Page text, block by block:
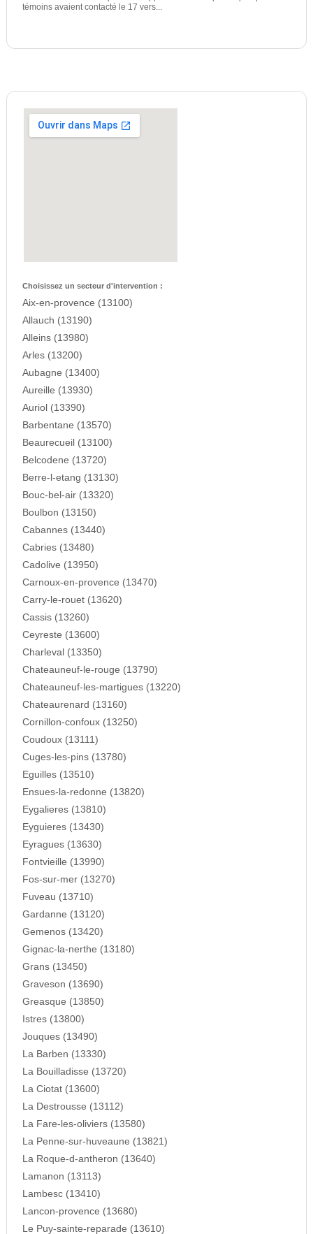
témoins avaient contacté le 17 vers...
Choisissez un secteur d'intervention :
Aix-en-provence (13100)
Allauch (13190)
Alleins (13980)
Arles (13200)
Aubagne (13400)
Aureille (13930)
Auriol (13390)
Barbentane (13570)
Beaurecueil (13100)
Belcodene (13720)
Berre-l-etang (13130)
Bouc-bel-air (13320)
Boulbon (13150)
Cabannes (13440)
Cabries (13480)
Cadolive (13950)
Carnoux-en-provence (13470)
Carry-le-rouet (13620)
Cassis (13260)
Ceyreste (13600)
Charleval (13350)
Chateauneuf-le-rouge (13790)
Chateauneuf-les-martigues (13220)
Chateaurenard (13160)
Cornillon-confoux (13250)
Coudoux (13111)
Cuges-les-pins (13780)
Eguilles (13510)
Ensues-la-redonne (13820)
Eygalieres (13810)
Eyguieres (13430)
Eyragues (13630)
Fontvieille (13990)
Fos-sur-mer (13270)
Fuveau (13710)
Gardanne (13120)
Gemenos (13420)
Gignac-la-nerthe (13180)
Grans (13450)
Graveson (13690)
Greasque (13850)
Istres (13800)
Jouques (13490)
La Barben (13330)
La Bouilladisse (13720)
La Ciotat (13600)
La Destrousse (13112)
La Fare-les-oliviers (13580)
La Penne-sur-huveaune (13821)
La Roque-d-antheron (13640)
Lamanon (13113)
Lambesc (13410)
Lancon-provence (13680)
Le Puy-sainte-reparade (13610)